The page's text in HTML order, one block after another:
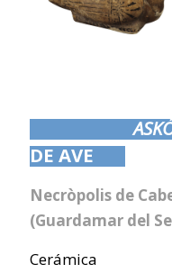
DE AVE
Necròpolis de
(Guardamar del
Cerámica